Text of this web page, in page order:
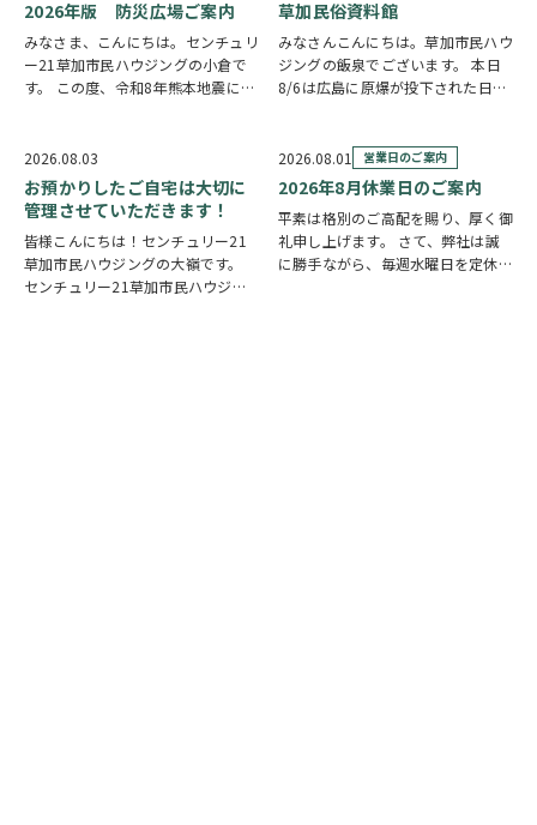
2026年版 防災広場ご案内
みなさま、こんにちは。センチュリ
ー21草加市民ハウジングの小倉で
す。 この度、令和8年熊本地震によ
多い国です。草加市においても、他
人事ではなく、日頃から少しでも、
防災意識を高め…
草加民俗資料館
みなさんこんにちは。草加市民ハウ
ジングの飯泉でございます。 本日
8/6は広島に原爆が投下された日に
もあります。 草加でも谷塚町、新
田などで空襲があったと言い伝えが
あります。草加…
2026.08.03
お預かりしたご自宅は大切に
管理させていただきます！
皆様こんにちは！センチュリー21
草加市民ハウジングの大嶺です。
センチュリー21草加市民ハウジン
2026.08.01 営業日のご案内
2026年8月休業日のご案内
平素は格別のご高配を賜り、厚く御
礼申し上げます。 さて、弊社は誠
に勝手ながら、毎週水曜日を定休日